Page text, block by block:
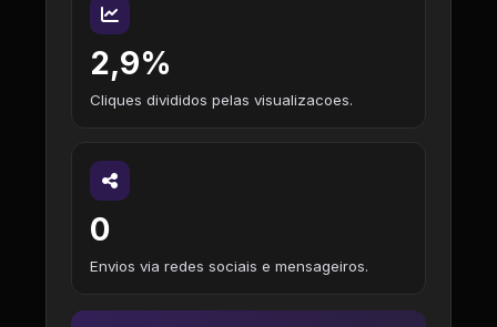
2,9%
Cliques divididos pelas visualizacoes.
0
Envios via redes sociais e mensageiros.